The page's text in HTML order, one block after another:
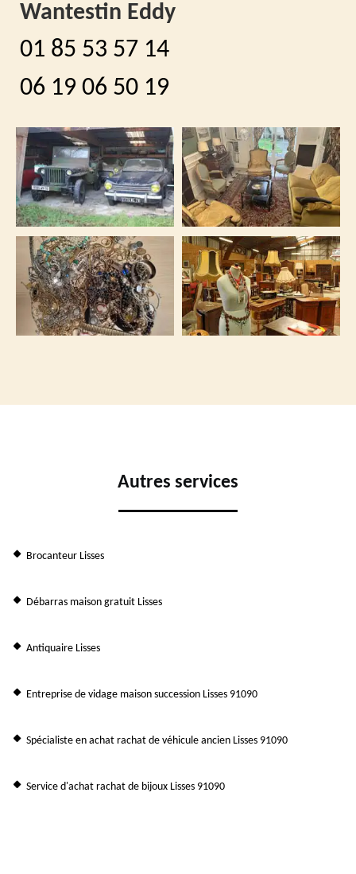
Wantestin Eddy
01 85 53 57 14
06 19 06 50 19
Autres services
Brocanteur Lisses
Débarras maison gratuit Lisses
Antiquaire Lisses
Entreprise de vidage maison succession Lisses 91090
Spécialiste en achat rachat de véhicule ancien Lisses 91090
Service d'achat rachat de bijoux Lisses 91090